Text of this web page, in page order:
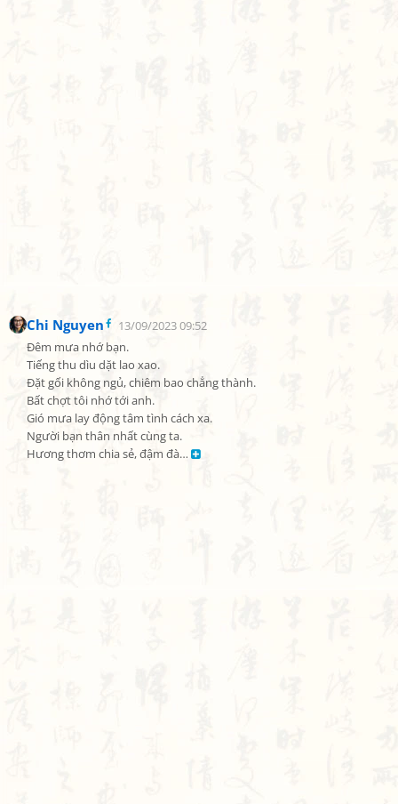
Chi Nguyen
13/09/2023 09:52
Đêm mưa nhớ bạn.
Tiếng thu dìu dặt lao xao.
Đặt gối không ngủ, chiêm bao chẳng thành.
Bất chợt tôi nhớ tới anh.
Gió mưa lay động tâm tình cách xa.
Người bạn thân nhất cùng ta.
Hương thơm chia sẻ, đậm đà…